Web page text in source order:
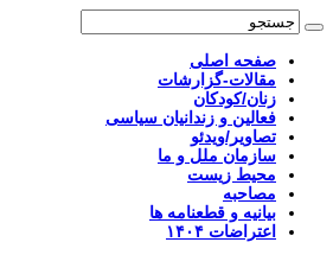
صفحه اصلی
مقالات-گزارشات
زنان/کودکان
فعالین و زندانیان سیاسی
تصاویر/ویدئو
سازمان ملل و ما
محیط زیست
مصاحبه
بیانیه و قطعنامه ها
اعتراضات ۱۴۰۴